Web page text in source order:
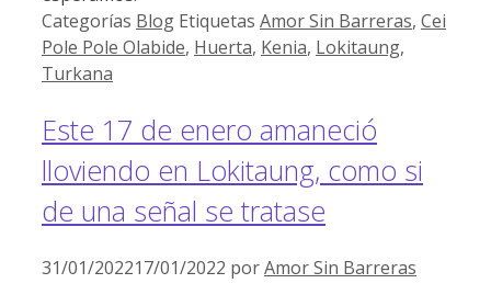
Categorías Blog Etiquetas Amor Sin Barreras, Cei
Pole Pole Olabide, Huerta, Kenia, Lokitaung,
Turkana
Este 17 de enero amaneció
lloviendo en Lokitaung, como si
de una señal se tratase
31/01/202217/01/2022 porAmor Sin Barreras